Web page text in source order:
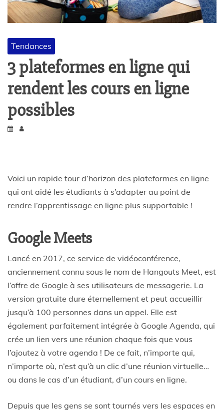
Tendances
3 plateformes en ligne qui
rendent les cours en ligne
possibles
Voici un rapide tour d’horizon des plateformes en ligne
qui ont aidé les étudiants à s’adapter au point de
rendre l’apprentissage en ligne plus supportable !
Google Meets
Lancé en 2017, ce service de vidéoconférence,
anciennement connu sous le nom de Hangouts Meet, est
l’offre de Google à ses utilisateurs de messagerie. La
version gratuite dure éternellement et peut accueillir
jusqu’à 100 personnes dans un appel. Elle est
également parfaitement intégrée à Google Agenda, qui
crée un lien vers une réunion chaque fois que vous
l’ajoutez à votre agenda ! De ce fait, n’importe qui,
n’importe où, n’est qu’à un clic d’une réunion virtuelle…
ou dans le cas d’un étudiant, d’un cours en ligne.
Depuis que les gens se sont tournés vers les espaces en